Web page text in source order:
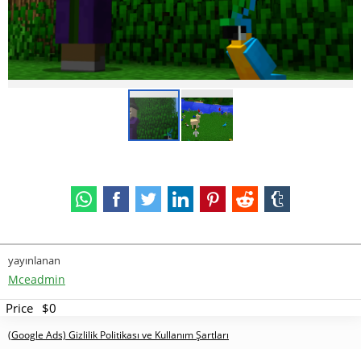
yayınlanan
Mceadmin
Price $0
(Google Ads) Gizlilik Politikası ve Kullanım Şartları